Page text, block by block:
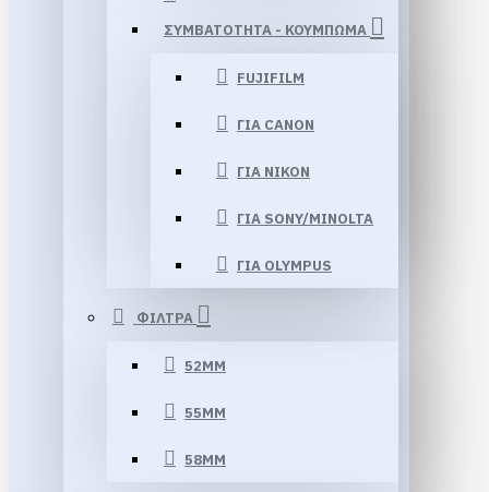
ΣΥΜΒΑΤΟΤΗΤΑ - ΚΟΥΜΠΩΜΑ
FUJIFILM
ΓΙΑ CANON
ΓΙΑ NIKON
ΓΙΑ SONY/MINOLTA
ΓΙΑ OLYMPUS
ΦΙΛΤΡΑ
52MM
55MM
58MM